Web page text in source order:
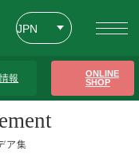
JPN
報
ONLINE
SHOP
29ページ
ア集